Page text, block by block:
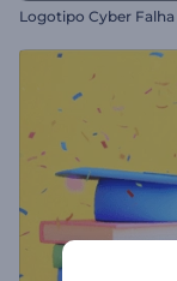
Logotipo Cyber Falha